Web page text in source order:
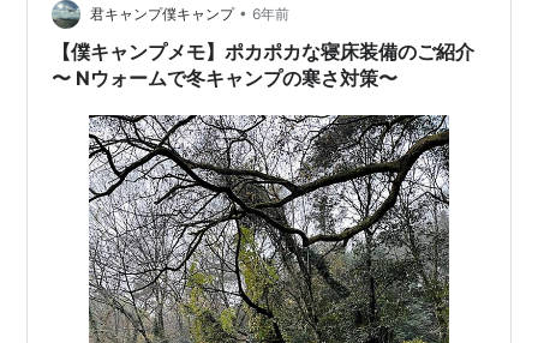
・エアーマット ・ロゴスのロールテーブル ・天体写真用
の三脚 左下にいって…
君キャンプ僕キャンプ • 6年前
【僕キャンプメモ】ポカポカな寝床装備のご紹介
〜 Nウォームで冬キャンプの寒さ対策〜